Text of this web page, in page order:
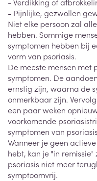
- Pijnlijke, gezwollen
Niet elke persoon zal
hebben. Sommige
symptomen hebben bij
vorm van psoriasis.
De meeste mensen met
symptomen. De
ernstig zijn, waarna de
onmerkbaar zijn.
een paar weken
voorkomende
symptomen van
Wanneer je geen
hebt, kan je "in
psoriasis niet meer
symptoomvrij.